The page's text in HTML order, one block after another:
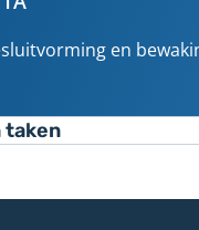
en
taken